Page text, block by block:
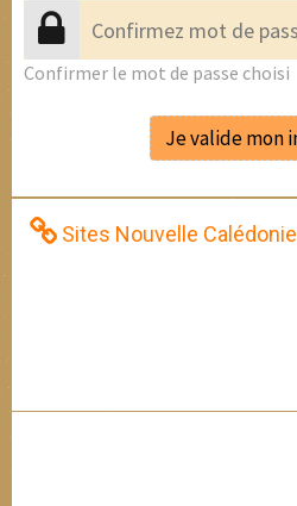
Confirmer le mot de passe choisi
Sites Nouvelle Calédonie